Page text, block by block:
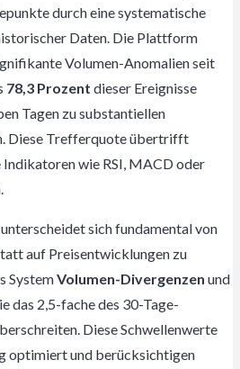
durch eine systematische
Daten. Die Plattform
Volumen-Anomalien seit
78,3 Prozent dieser Ereignisse
Tagen zu substantiellen
Diese Trefferquote übertrifft
wie RSI, MACD oder
sich fundamental von
auf Preisentwicklungen zu
SystemVolumen-Divergenzen und
das 2,5-fache des 30-Tage-
Diese Schwellenwerte
optimiert und berücksichtigen